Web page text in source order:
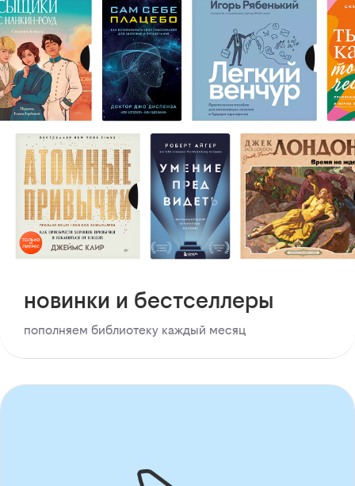
новинки и бестселлеры
пополняем библиотеку каждый месяц